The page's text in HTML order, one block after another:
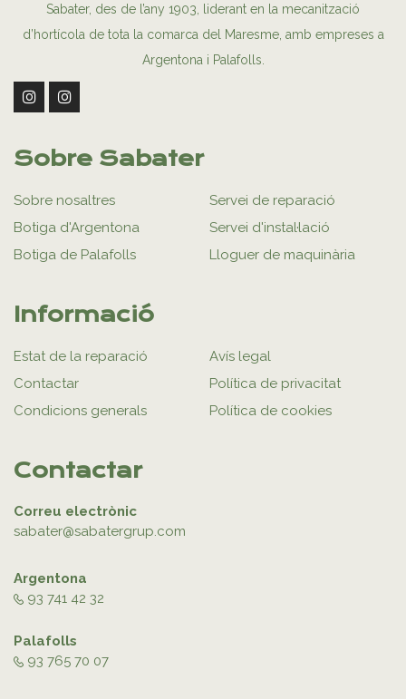
Sabater, des de l’any 1903, liderant en la mecanització
d’hortícola de tota la comarca del Maresme, amb empreses a
Argentona i Palafolls.
Sobre Sabater
Sobre nosaltres
Botiga d'Argentona
Botiga de Palafolls
Servei de reparació
Servei d'instal·lació
Lloguer de maquinària
Informació
Estat de la reparació
Contactar
Condicions generals
Avís legal
Política de privacitat
Política de cookies
Contactar
Correu electrònic
sabater@sabatergrup.com
Argentona
93 741 42 32
Palafolls
93 765 70 07